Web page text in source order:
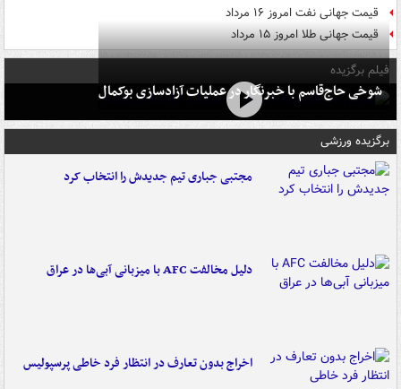
قیمت جهانی نفت امروز ۱۶ مرداد
قیمت جهانی طلا امروز ۱۵ مرداد
فیلم برگزیده
شوخی حاج‌قاسم با خبرنگار در عملیات آزادسازی بوکمال
برگزیده ورزشی
مجتبی جباری تیم جدیدش را انتخاب کرد
دلیل مخالفت AFC با میزبانی آبی‌ها در عراق
اخراج بدون تعارف در انتظار فرد خاطی پرسپولیس